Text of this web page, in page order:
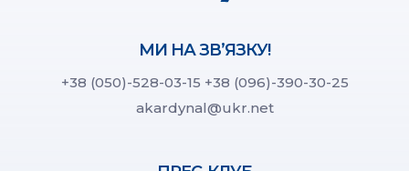
МИ НА ЗВ’ЯЗКУ!
+38 (050)-528-03-15 +38 (096)-390-30-25
akardynal@ukr.net